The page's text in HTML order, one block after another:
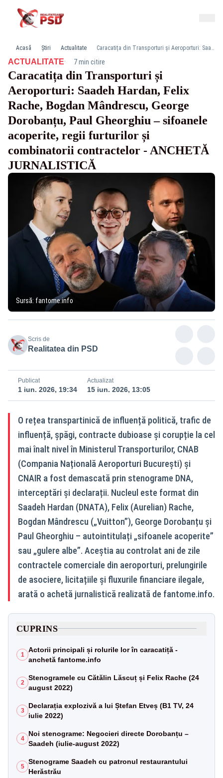
Acasă Știri Actualitate Caracatița din Transporturi și Aeroporturi: Saadeh Hardan, Felix Rache, Bogdan Mândrescu, George Dorobanțu, Paul Gheorghiu – sifoanele acoperite, regii furturilor și combinatorii contractelor - ANCHETĂ JURNALISTICĂ
ACTUALITATE· 7 min citire
Caracatița din Transporturi și
Aeroporturi: Saadeh Hardan, Felix
Rache, Bogdan Mândrescu, George
Dorobanțu, Paul Gheorghiu – sifoanele
acoperite, regii furturilor și
combinatorii contractelor - ANCHETĂ
JURNALISTICĂ
Sursă: fantome.info
Scris de
Realitatea din PSD
Publicat
1 iun. 2026, 19:34
Actualizat
15 iun. 2026, 13:05
O rețea transpartinică de influență politică, trafic de
influență, șpăgi, contracte dubioase și corupție la cel
mai înalt nivel în Ministerul Transporturilor, CNAB
(Compania Națională Aeroporturi București) și
CNAIR a fost demascată prin stenograme DNA,
interceptări și declarații. Nucleul este format din
Saadeh Hardan (DNATA), Felix (Aurelian) Rache,
Bogdan Mândrescu („Vuitton”), George Dorobanțu și
Paul Gheorghiu – autointitulați „sifoanele acoperite”
sau „gulere albe”. Aceștia au controlat ani de zile
contractele comerciale din aeroporturi, prelungirile
de asociere, licitațiile și fluxurile financiare ilegale,
arată o achetă jurnalistică realizată de fantome.info.
CUPRINS
1
Actorii principali și rolurile lor în caracatiță -
anchetă fantome.info
2
Stenogramele cu Cătălin Lăscuț și Felix Rache (24
august 2022)
3
Declarația explozivă a lui Ștefan Etveș (B1 TV, 24
iulie 2022)
4
Noi stenograme: Negocieri directe Dorobanțu –
Saadeh (iulie-august 2022)
5
Stenograme Saadeh cu patronul restaurantului
Herăstrău